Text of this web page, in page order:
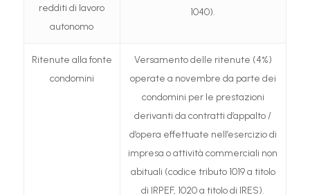
redditi di lavoro
autonomo
1040).
Ritenute alla fonte
condomini
Versamento delle ritenute (4%)
operate a novembre da parte dei
condomini per le prestazioni
derivanti da contratti d’appalto /
d’opera effettuate nell’esercizio di
impresa o attività commerciali non
abituali (codice tributo 1019 a titolo
di IRPEF, 1020 a titolo di IRES).